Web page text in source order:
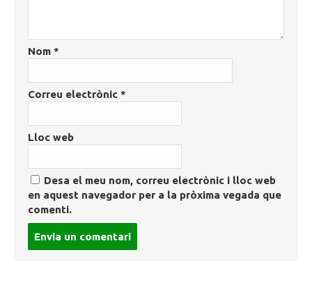
Nom *
Correu electrònic *
Lloc web
Desa el meu nom, correu electrònic i lloc web
en aquest navegador per a la pròxima vegada que
comenti.